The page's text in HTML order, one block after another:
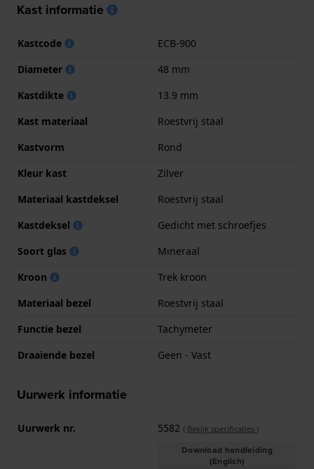
Kast informatie
Kastcode
ECB-900
Diameter
48 mm
Kastdikte
13.9 mm
Kast materiaal
Roestvrij staal
Kastvorm
Rond
Kleur kast
Zilver
Materiaal kastdeksel
Roestvrij staal
Kastdeksel
Gedicht met schroefjes
Soort glas
Mineraal
Kroon
Trek kroon
Materiaal bezel
Roestvrij staal
Functie bezel
Tachymeter
Draaiende bezel
Geen - Vast
Uurwerk informatie
Uurwerk nr. 5582 ( Bekijk specificaties )
Download handleiding
(English)